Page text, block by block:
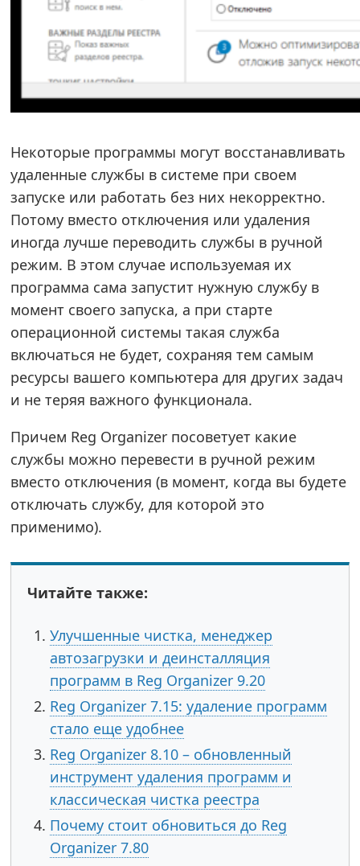
Некоторые программы могут восстанавливать
удаленные службы в системе при своем
запуске или работать без них некорректно.
Потому вместо отключения или удаления
иногда лучше переводить службы в ручной
режим. В этом случае используемая их
программа сама запустит нужную службу в
момент своего запуска, а при старте
операционной системы такая служба
включаться не будет, сохраняя тем самым
ресурсы вашего компьютера для других задач
и не теряя важного функционала.
Причем Reg Organizer посоветует какие
службы можно перевести в ручной режим
вместо отключения (в момент, когда вы будете
отключать службу, для которой это
применимо).
Читайте также:
Улучшенные чистка, менеджер
автозагрузки и деинсталляция
программ в Reg Organizer 9.20
Reg Organizer 7.15: удаление программ
стало еще удобнее
Reg Organizer 8.10 – обновленный
инструмент удаления программ и
классическая чистка реестра
Почему стоит обновиться до Reg
Organizer 7.80